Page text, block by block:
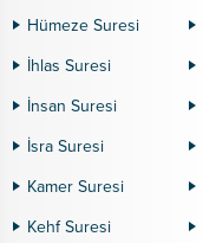
Hümeze Suresi
İhlas Suresi
İnsan Suresi
İsra Suresi
Kamer Suresi
Kehf Suresi